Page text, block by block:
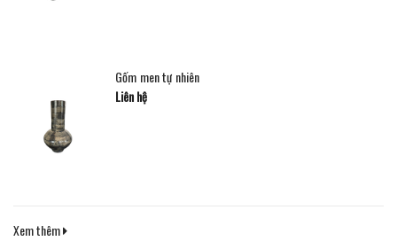
Gốm men tự nhiên
Liên hệ
Xem thêm